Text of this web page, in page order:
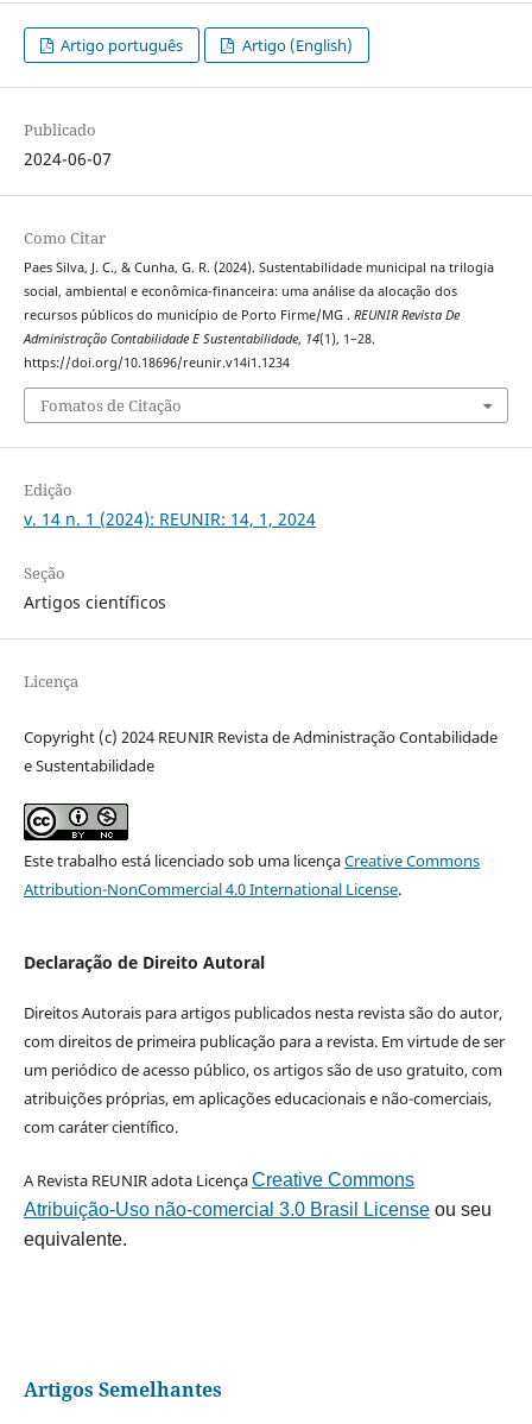
Artigo português Artigo (English)
Publicado
2024-06-07
Como Citar
Paes Silva, J. C., & Cunha, G. R. (2024). Sustentabilidade municipal na trilogia
social, ambiental e econômica-financeira: uma análise da alocação dos
recursos públicos do município de Porto Firme/MG . REUNIR Revista De
Administração Contabilidade E Sustentabilidade, 14(1), 1–28.
https://doi.org/10.18696/reunir.v14i1.1234
Fomatos de Citação
Edição
v. 14 n. 1 (2024): REUNIR: 14, 1, 2024
Seção
Artigos científicos
Licença
Copyright (c) 2024 REUNIR Revista de Administração Contabilidade
e Sustentabilidade
Este trabalho está licenciado sob uma licençaCreative Commons
Attribution-NonCommercial 4.0 International License.
Declaração de Direito Autoral
Direitos Autorais para artigos publicados nesta revista são do autor,
com direitos de primeira publicação para a revista. Em virtude de ser
um periódico de acesso público, os artigos são de uso gratuito, com
atribuições próprias, em aplicações educacionais e não-comerciais,
com caráter científico.
A Revista REUNIR adota LicençaCreative Commons
Atribuição-Uso não-comercial 3.0 Brasil Licenseou seu
equivalente.
Artigos Semelhantes